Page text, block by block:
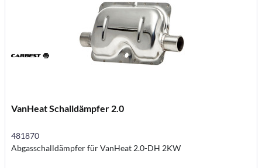
VanHeat Schalldämpfer 2.0
481870
Abgasschalldämpfer für VanHeat 2.0-DH 2KW